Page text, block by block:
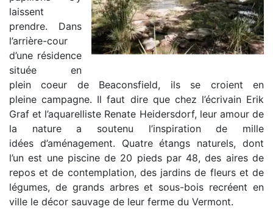
laissent
prendre. Dans
l’arrière-cour
d’une résidence
située en
plein coeur de Beaconsfield, ils se croient en
pleine campagne. Il faut dire que chez l’écrivain Erik
Graf et l’aquarelliste Renate Heidersdorf, leur amour de
la nature a soutenu l’inspiration de mille
idées d’aménagement. Quatre étangs naturels, dont
l’un est une piscine de 20 pieds par 48, des aires de
repos et de contemplation, des jardins de fleurs et de
légumes, de grands arbres et sous-bois recréent en
ville le décor sauvage de leur ferme du Vermont.